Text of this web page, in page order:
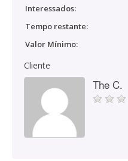
Interessados:
Tempo restante:
Valor Mínimo:
Cliente
The C.